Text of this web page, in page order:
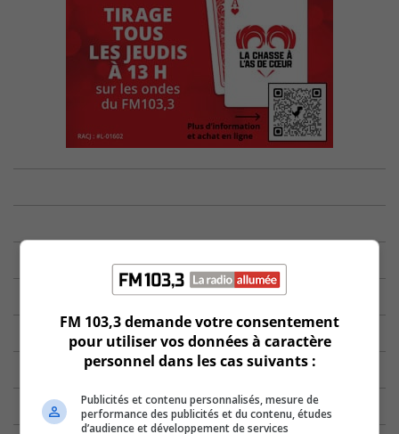
FM 103,3 demande votre consentement
pour utiliser vos données à caractère
personnel dans les cas suivants :
Publicités et contenu personnalisés, mesure de
performance des publicités et du contenu, études
d’audience et développement de services